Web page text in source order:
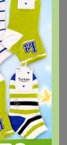
Орг. 127,6р
.
с